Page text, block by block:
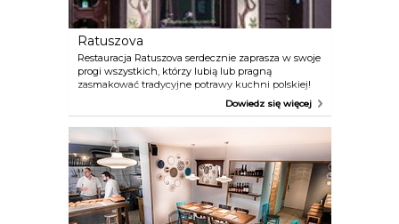
Ratuszova
Restauracja Ratuszova serdecznie zaprasza w swoje
progi wszystkich, którzy lubią lub pragną
zasmakować tradycyjne potrawy kuchni polskiej!
Ratuszova uwodzi także wyjątkowym położeniem,
bezpośrednio na płycie Starego Rynku. Zaledwie
kilka kroków dzieli nas od słynnych poznańskich
koziołków, studzienki Bamberki czy dawnego
Zamku Królewskiego na Górze Przemysła.
Dowiedz się więcej